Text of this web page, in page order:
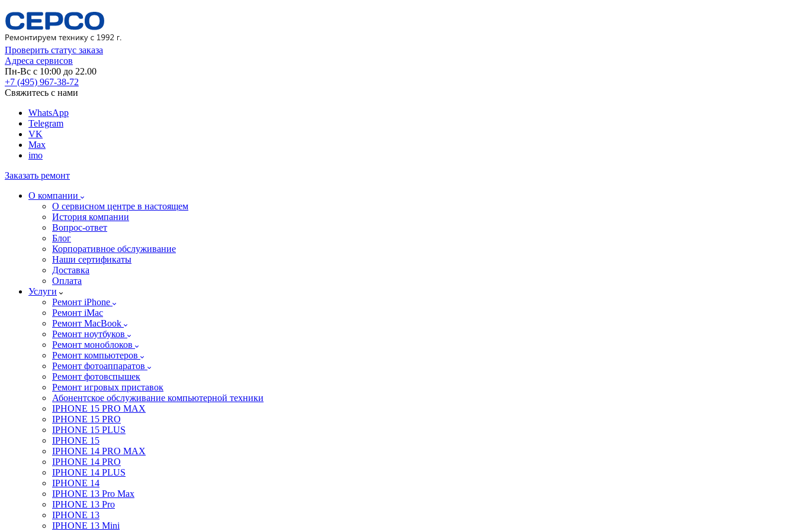
Проверить статус заказа
Адреса сервисов
Пн-Вс с 10:00 до 22.00
+7 (495) 967-38-72
Свяжитесь с нами
WhatsApp
Telegram
VK
Max
imo
Заказать ремонт
О компании
О сервисном центре в настоящем
История компании
Вопрос-ответ
Блог
Корпоративное обслуживание
Наши сертификаты
Доставка
Оплата
Услуги
Ремонт iPhone
Ремонт iMac
Ремонт MacBook
Ремонт ноутбуков
Ремонт моноблоков
Ремонт компьютеров
Ремонт фотоаппаратов
Ремонт фотовспышек
Ремонт игровых приставок
Абонентское обслуживание компьютерной техники
IPHONE 15 PRO MAX
IPHONE 15 PRO
IPHONE 15 PLUS
IPHONE 15
IPHONE 14 PRO MAX
IPHONE 14 PRO
IPHONE 14 PLUS
IPHONE 14
IPHONE 13 Pro Max
IPHONE 13 Pro
IPHONE 13
IPHONE 13 Mini